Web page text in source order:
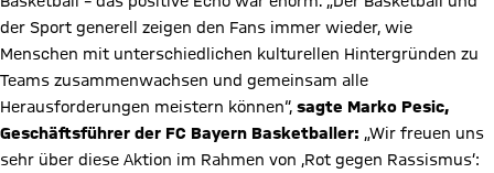
der Sport generell zeigen den Fans immer wieder, wie
Menschen mit unterschiedlichen kulturellen Hintergründen zu
Teams zusammenwachsen und gemeinsam alle
Herausforderungen meistern können“, sagte Marko Pesic,
Geschäftsführer der FC Bayern Basketballer: „Wir freuen uns
sehr über diese Aktion im Rahmen von ,Rot gegen Rassismus‘: